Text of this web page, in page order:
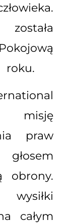
roku.
misję
praw
obrony.
całym